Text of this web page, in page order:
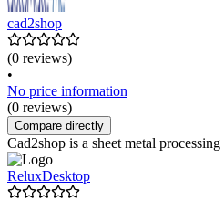
cad2shop
(0 reviews)
•
No price information
(0 reviews)
Compare directly
Cad2shop is a sheet metal
ReluxDesktop